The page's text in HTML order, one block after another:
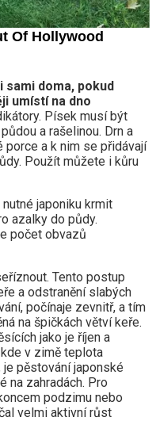
sami doma, pokud
umístí na dno
Písek musí být
a rašelinou. Drn a
a k nim se přidávají
Použít můžete i kůru
japoniku krmit
azalky do půdy.
počet obvazů
Tento postup
a odstranění slabých
počínaje zevnitř, a tím
na špičkách větví keře.
jako je říjen a
v zimě teplota
pěstování japonské
na zahradách. Pro
podzimu nebo
velmi aktivní růst